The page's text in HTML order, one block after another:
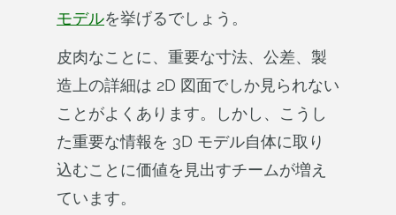
モデルを挙げるでしょう。
皮肉なことに、重要な寸法、公差、製
造上の詳細は 2D 図面でしか見られない
ことがよくあります。しかし、こうし
た重要な情報を 3D モデル自体に取り
込むことに価値を見出すチームが増え
ています。